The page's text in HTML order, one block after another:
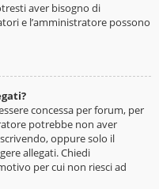
aver bisogno di
e l’amministratore possono
concessa per forum, per
potrebbe non aver
oppure solo il
allegati. Chiedi
per cui non riesci ad